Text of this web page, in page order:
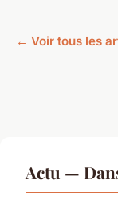
← Voir tous les
Actu —